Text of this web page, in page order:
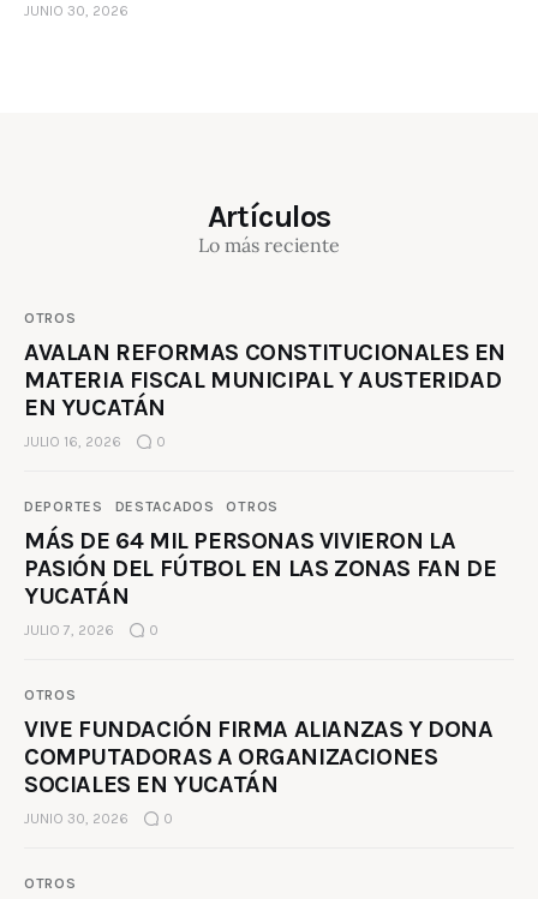
JUNIO 30, 2026
Artículos
Lo más reciente
OTROS
AVALAN REFORMAS CONSTITUCIONALES EN
MATERIA FISCAL MUNICIPAL Y AUSTERIDAD
EN YUCATÁN
JULIO 16, 2026 0
DEPORTES DESTACADOS OTROS
MÁS DE 64 MIL PERSONAS VIVIERON LA
PASIÓN DEL FÚTBOL EN LAS ZONAS FAN DE
YUCATÁN
JULIO 7, 2026 0
OTROS
VIVE FUNDACIÓN FIRMA ALIANZAS Y DONA
COMPUTADORAS A ORGANIZACIONES
SOCIALES EN YUCATÁN
JUNIO 30, 2026 0
OTROS